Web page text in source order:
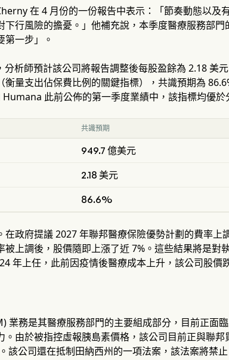
在 4 月份的一份報告中表示：「節奏動態以及
下行風險的擔憂。」他補充說，本季度醫療服務部
第一步」。
析師預計該公司將報告調整後每股盈餘為 2.18 美
衡量支出佔保費比例的關鍵指標），共識預期為
此前公佈的第一季度業績中，該指標均優於
共識預期
949.7 億美元
2.18 美元
86.6%
在政府提議 2027 年聯邦醫療保險優勢計劃的費率上
被上調後，股價隨即上漲了近 7%。這些結果將是對
年上任，此前因疫情後醫療成本上升，該公司股價
業務是其醫療服務部門的主要組成部分，目前正面
由於被指控虛報胰島素價格，該公司目前正與聯邦
該公司還在抵制田納西州的一項法案，該法案將禁